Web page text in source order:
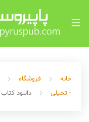
خانه فروشگاه
- تخیلی
دانلود کتاب The Testaments